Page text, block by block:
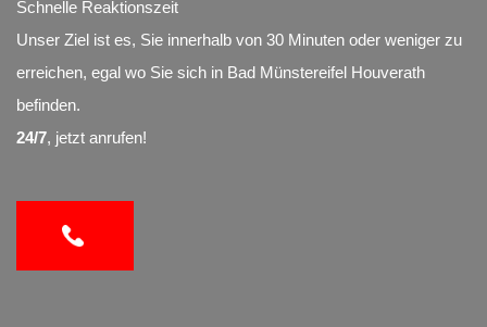
Schnelle Reaktionszeit
Unser Ziel ist es, Sie innerhalb von 30 Minuten oder weniger zu
erreichen, egal wo Sie sich in Bad Münstereifel Houverath
befinden.
24/7, jetzt anrufen!